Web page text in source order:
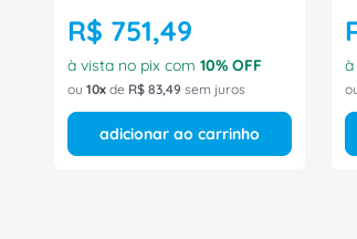
R$ 751,49
à vista no pix com 10% OFF
ou 10 de R$ 83,49 sem juros
adicionar ao carrinho
à